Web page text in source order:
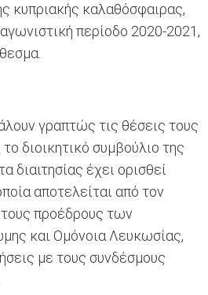
κυπριακής καλαθόσφαιρας,
περίοδο 2020-2021,
γραπτώς τις θέσεις τους
διοικητικό συμβούλιο της
διαιτησίας έχει ορισθεί
αποτελείται από τον
προέδρους των
και Ομόνοια Λευκωσίας,
με τους συνδέσμους